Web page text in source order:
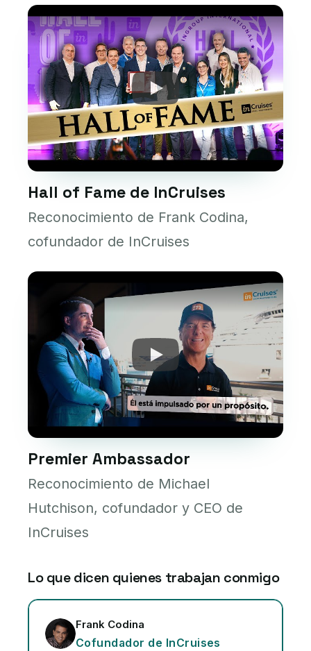
Hall of Fame de InCruises
Reconocimiento de Frank Codina,
cofundador de InCruises
Premier Ambassador
Reconocimiento de Michael
Hutchison, cofundador y CEO de
InCruises
Lo que dicen quienes trabajan conmigo
Frank Codina
Cofundador de InCruises